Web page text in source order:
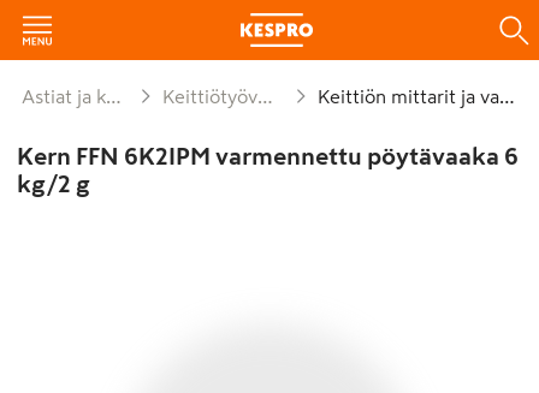
Astiat ja kattaus Keittiötyövälineet Keittiön mittarit ja vaa'at
Kern FFN 6K2IPM varmennettu pöytävaaka 6
kg/2 g